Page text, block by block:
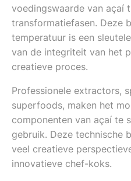
voedingswaarde van açaí
transformatiefasen. Deze
temperatuur is een
van de integriteit van het
creatieve proces.
Professionele extractors,
superfoods, maken het
componenten van açaí te
gebruik. Deze technische
veel creatieve
innovatieve chef-koks.